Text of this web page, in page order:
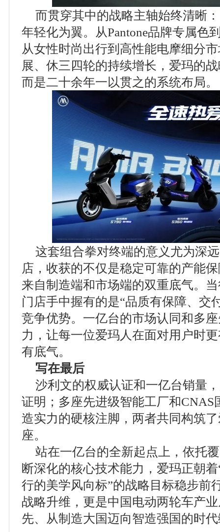
而贯穿其中的战略主轴始终清晰
年轻化为翼。从Pantone品牌专属色
从女性时尚出行到高性能电摩细分
展、休三四轮的持续增长，爱玛的
而是二十余年一以贯之的系统布局。
这套组合拳对终端的意义尤为深
店，收获的不仅是稳定可靠的产能
来自制造端和市场端的双重底气。
门店手中握有的是“品质有保障、交
竞争优势。一亿台的市场认同和多
力，让每一位爱玛人在面对用户时
有底气。
写在最后
沙利文的权威认证和一亿台销量
证明；多座先进级智能工厂和
造实力的硬核注脚，两者共同构筑
座。
站在一亿台的全新起点上，依托
断深化的核心技术能力，爱玛正朝
行的美学风向标”的战略目标稳步前
战略升维，更是中国电动两轮车产
先、从制造大国迈向智造强国的时